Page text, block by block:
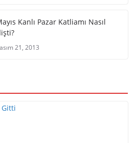
Kanlı Pazar Katliamı Nasıl
21, 2013